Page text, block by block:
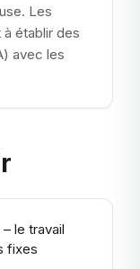
Les
établir des
avec les
le travail
fixes